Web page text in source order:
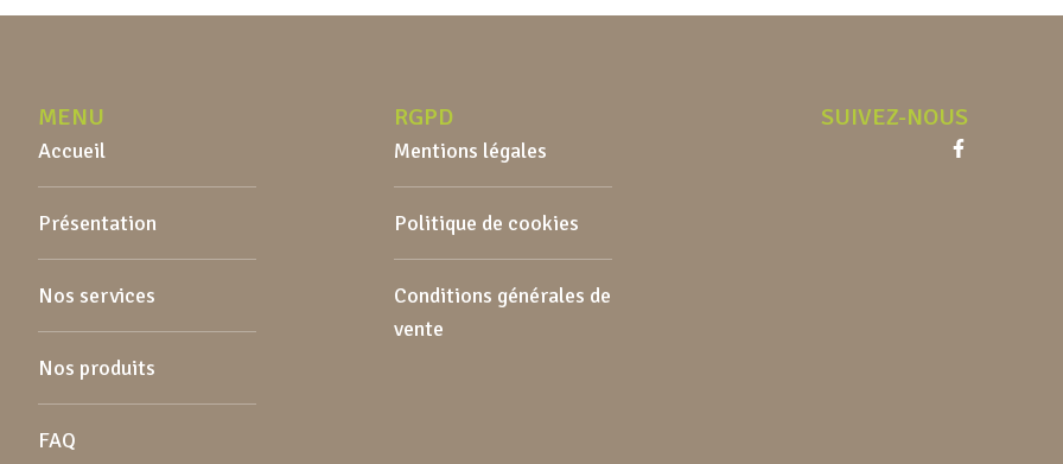
MENU
Accueil
Présentation
Nos services
Nos produits
FAQ
RGPD
Mentions légales
Politique de cookies
Conditions générales de
vente
SUIVEZ-NOUS
Facebook